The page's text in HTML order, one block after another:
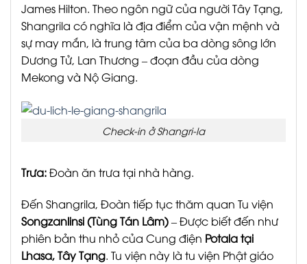
James Hilton. Theo ngôn ngữ của người Tây Tạng,
Shangrila có nghĩa là địa điểm của vận mệnh và
sự may mắn, là trung tâm của ba dòng sông lớn
Dương Tử, Lan Thương – đoạn đầu của dòng
Mekong và Nộ Giang.
Check-in ở Shangri-la
Trưa:Đoàn ăn trưa tại nhà hàng.
Đến Shangrila, Đoàn tiếp tục thăm quan Tu viện
Songzanlinsi (Tùng Tán Lâm)– Được biết đến như
phiên bản thu nhỏ của Cung điện Potala tại
Lhasa, Tây Tạng. Tu viện này là tu viện Phật giáo